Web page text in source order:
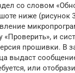
со словом
ниже (рисунок
«Проверить», и
прошивки. В
выдаст
или